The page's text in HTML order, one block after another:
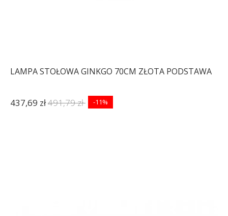
LAMPA STOŁOWA GINKGO 70CM ZŁOTA PODSTAWA
437,69 zł491,79 zł -11%